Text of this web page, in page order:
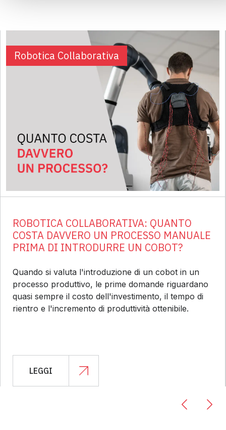
Robotica Collaborativa
ROBOTICA COLLABORATIVA: QUANTO
COSTA DAVVERO UN PROCESSO MANUALE
PRIMA DI INTRODURRE UN COBOT?
Quando si valuta l'introduzione di un cobot in un
processo produttivo, le prime domande riguardano
quasi sempre il costo dell'investimento, il tempo di
rientro e l'incremento di produttività ottenibile.
LEGGI